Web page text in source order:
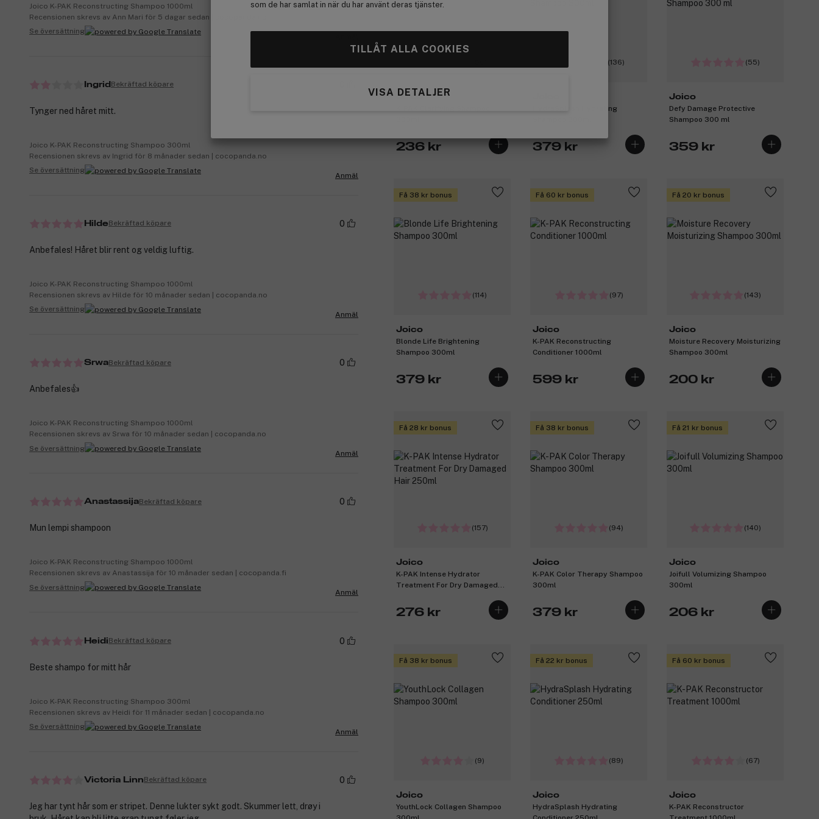
som de har samlat in när du har använt deras tjänster.
TILLÅT ALLA COOKIES
VISA DETALJER
Joico
236 kr
(136)
HydraSplash Hydrating
379 kr
(55)
Joico
Defy Damage Protective
Shampoo 300 ml
359 kr
Få 38 kr bonus
(114)
Joico
Blonde Life Brightening
Shampoo 300ml
379 kr
Få 60 kr bonus
(97)
Joico
K-PAK Reconstructing
Conditioner 1000ml
599 kr
Få 20 kr bonus
(143)
Joico
Moisture Recovery Moisturizing
Shampoo 300ml
200 kr
Få 28 kr bonus
(157)
Joico
K-PAK Intense Hydrator
Treatment For Dry Damaged
276 kr
Få 38 kr bonus
(94)
Joico
K-PAK Color Therapy Shampoo
300ml
379 kr
Få 21 kr bonus
(140)
Joico
Joifull Volumizing Shampoo
300ml
206 kr
Få 38 kr bonus
(9)
Joico
YouthLock Collagen Shampoo
Få 22 kr bonus
(89)
Joico
HydraSplash Hydrating
Få 60 kr bonus
(67)
Joico
K-PAK Reconstructor
Joico K-PAK Reconstructing Shampoo 1000ml
Recensionen skrevs av Ann Mari för 5 dagar sedan | cocopanda.no
Se översättning
Ingrid Bekräftad köpare
Tynger ned håret mitt.
Joico K-PAK Reconstructing Shampoo 300ml
Recensionen skrevs av Ingrid för 8 månader sedan | cocopanda.no
Se översättning
Anmäl
HildeBekräftad köpare 0
Anbefales! Håret blir rent og veldig luftig.
Joico K-PAK Reconstructing Shampoo 1000ml
Recensionen skrevs av Hilde för 10 månader sedan | cocopanda.no
Se översättning
Anmäl
SrwaBekräftad köpare 0
Anbefales👍
Joico K-PAK Reconstructing Shampoo 1000ml
Recensionen skrevs av Srwa för 10 månader sedan | cocopanda.no
Se översättning
Anmäl
AnastassijaBekräftad köpare 0
Mun lempi shampoon
Joico K-PAK Reconstructing Shampoo 1000ml
Recensionen skrevs av Anastassija för 10 månader sedan | cocopanda.fi
Se översättning
Anmäl
HeidiBekräftad köpare 0
Beste shampo for mitt hår
Joico K-PAK Reconstructing Shampoo 300ml
Recensionen skrevs av Heidi för 11 månader sedan | cocopanda.no
Se översättning
Anmäl
Victoria LinnBekräftad köpare 0
Jeg har tynt hår som er stripet. Denne lukter sykt godt. Skummer lett, drøy i